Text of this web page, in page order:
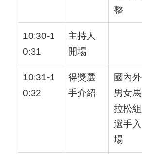
整
10:30-1
0:31
主持人
開場
10:31-1
0:32
得獎選
手介紹
國內外
男女馬
拉松組
選手入
場